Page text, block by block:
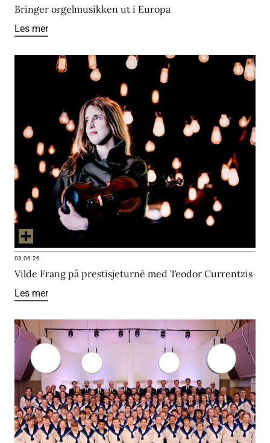
Bringer orgelmusikken ut i Europa
Les mer
03.06.26
Vilde Frang på prestisjeturné med Teodor Currentzis
Les mer